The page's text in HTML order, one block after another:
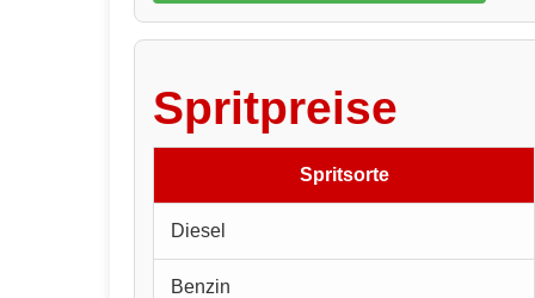
Spritpreise
Spritsorte
Diesel
Benzin